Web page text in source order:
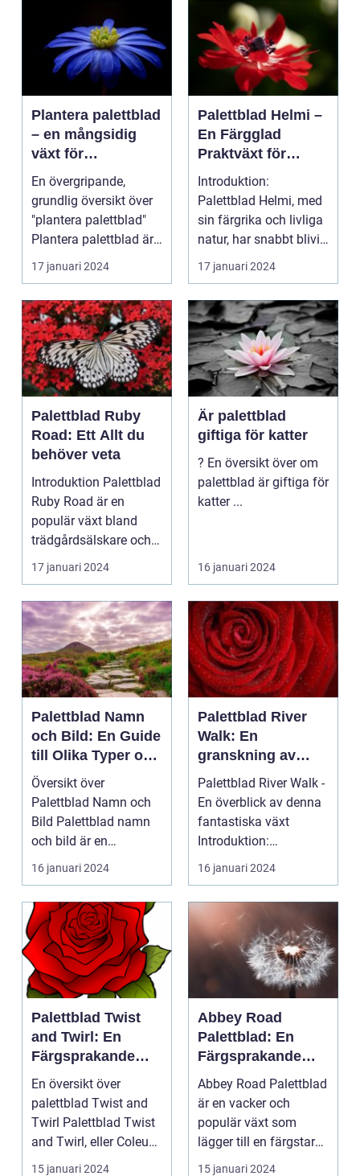
Plantera palettblad
– en mångsidig
växt för
trädgårdsentusiast
En övergripande,
grundlig översikt över
"plantera palettblad"
Plantera palettblad är
en populär akt...
17 januari 2024
Palettblad Helmi –
En Färgglad
Praktväxt för
Hemmet
Introduktion:
Palettblad Helmi, med
sin färgrika och livliga
natur, har snabbt blivit
en favorit bla...
17 januari 2024
Palettblad Ruby
Road: Ett Allt du
behöver veta
Introduktion Palettblad
Ruby Road är en
populär växt bland
trädgårdsälskare och
inomhusväxtentusias..
17 januari 2024
Är palettblad
giftiga för katter
? En översikt över om
palettblad är giftiga för
katter ...
16 januari 2024
Palettblad Namn
och Bild: En Guide
till Olika Typer och
Egenskaper
Översikt över
Palettblad Namn och
Bild Palettblad namn
och bild är en
fascinerande
universum av oli...
16 januari 2024
Palettblad River
Walk: En
granskning av
denna vackra växt
Palettblad River Walk -
En överblick av denna
fantastiska växt
Introduktion:
Palettblad River Walk
16 januari 2024
Palettblad Twist
and Twirl: En
Färgsprakande
Skönhet för
Hemmet
En översikt över
palettblad Twist and
Twirl Palettblad Twist
and Twirl, eller Coleus
scutellarioide...
15 januari 2024
Abbey Road
Palettblad: En
Färgsprakande
Oas för Hemmet
Abbey Road Palettblad
är en vacker och
populär växt som
lägger till en färgstark
touch till alla ino...
15 januari 2024